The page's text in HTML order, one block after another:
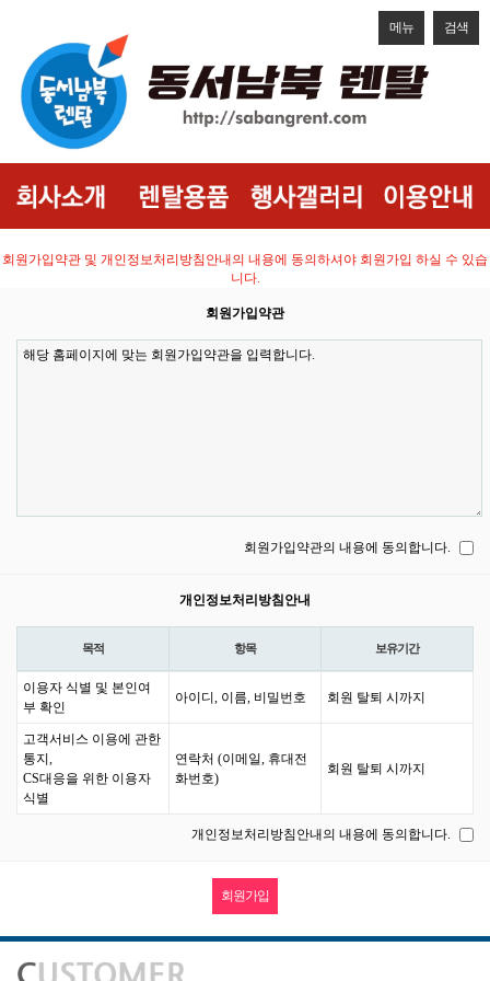
메뉴 검색
회원가입약관 및 개인정보처리방침안내의 내용에 동의하셔야 회원가입 하실 수 있습
니다.
회원가입약관
회원가입약관의 내용에 동의합니다.
개인정보처리방침안내
목적 항목 보유기간
이용자 식별 및 본인여
부 확인
아이디, 이름, 비밀번호 회원 탈퇴 시까지
고객서비스 이용에 관한
통지,
CS대응을 위한 이용자
식별
연락처 (이메일, 휴대전
화번호)
회원 탈퇴 시까지
개인정보처리방침안내의 내용에 동의합니다.